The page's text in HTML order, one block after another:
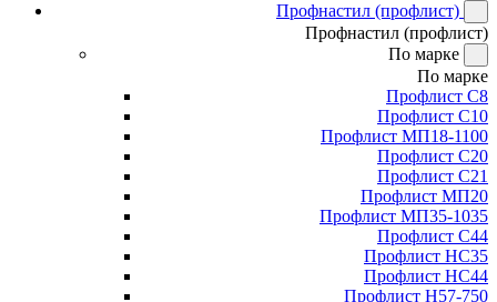
Профнастил (профлист)
Профнастил (профлист)
По марке
По марке
Профлист С8
Профлист С10
Профлист МП18-1100
Профлист С20
Профлист С21
Профлист МП20
Профлист МП35-1035
Профлист С44
Профлист НС35
Профлист НС44
Профлист Н57-750